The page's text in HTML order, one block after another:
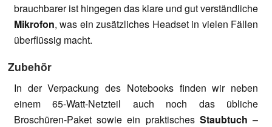
brauchbarer ist hingegen das klare und gut verständliche
Mikrofon, was ein zusätzliches Headset in vielen Fällen
überflüssig macht.
Zubehör
In der Verpackung des Notebooks finden wir neben
einem 65-Watt-Netzteil auch noch das übliche
Broschüren-Paket sowie ein praktisches Staubtuch–